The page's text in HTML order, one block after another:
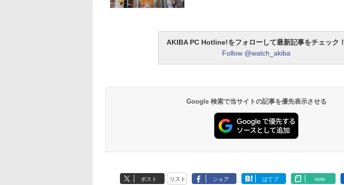
AKIBA PC Hotline!をフォローして最新記事をチェック！
Follow @watch_akiba
Google 検索で当サイトの記事を優先表示させる
ポスト リスト シェア はてブ note